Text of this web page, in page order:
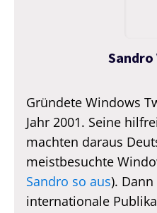
Gründete Windows
Jahr 2001. Seine
machten daraus
meistbesuchte
Sandro so aus).
internationale